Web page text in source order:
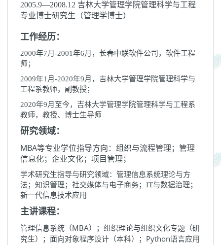
2005.9—2008.12 吉林大学管理学院管理科学与工程
专业博士研究生（管理学博士）
工作经历：
2000年7月-2001年6月，长春中联软件公司，软件工程
师；
2009年1 月-2020年9月，吉林大学管理学院管理科学与
工程系教师，副教授；
2020年9月至今，吉林大学管理学院管理科学与工程系
教师，教授、博士生导师
研究领域：
MBA等专业学位指导方向：组织与流程管理；管理
信息化；企业文化；项目管理；
学术研究生指导与研究领域：管理信息系统理论与方
法；知识管理；社交媒体与电子商务； IT与数据治理；
新一代信息技术应用
主讲课程：
管理信息系统（MBA）；组织理论与组织文化专题（研
究生）；面向对象程序设计（本科）； Python语言应用